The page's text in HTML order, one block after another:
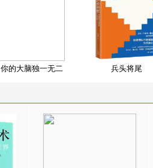
你的大脑独一无二 兵头将尾